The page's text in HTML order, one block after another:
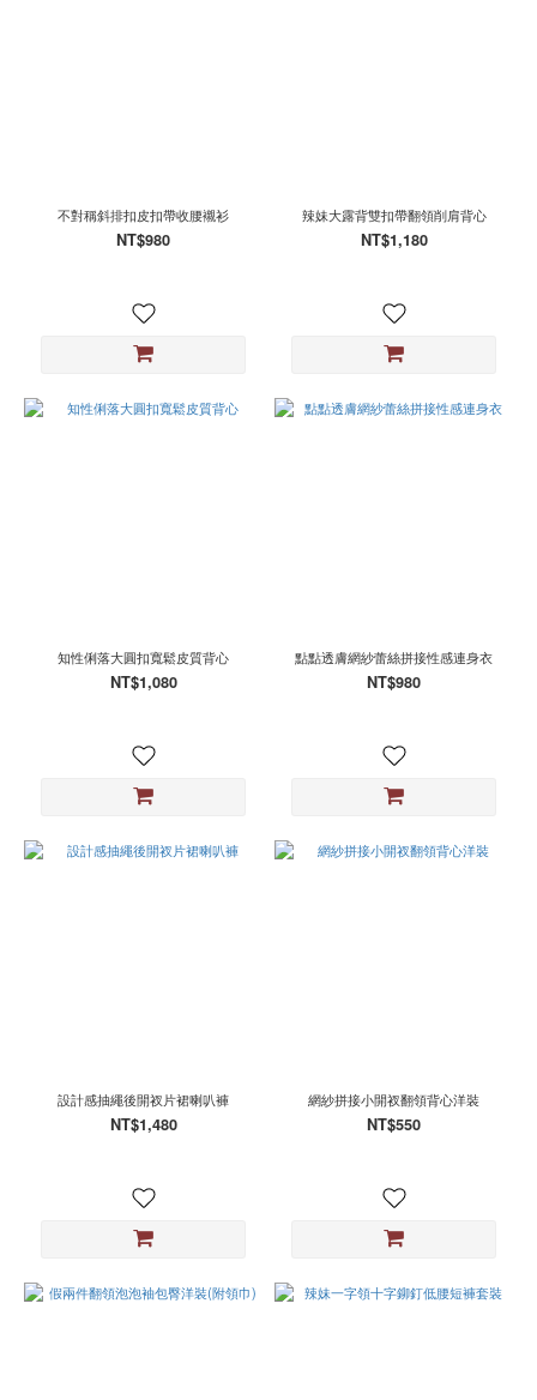
不對稱斜排扣皮扣帶收腰襯衫
NT$980
辣妹大露背雙扣帶翻領削肩背心
NT$1,180
知性俐落大圓扣寬鬆皮質背心
NT$1,080
點點透膚網紗蕾絲拼接性感連身衣
NT$980
設計感抽繩後開衩片裙喇叭褲
NT$1,480
網紗拼接小開衩翻領背心洋裝
NT$550